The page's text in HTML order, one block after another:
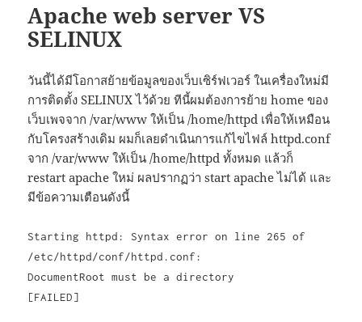
Apache web server VS
SELINUX
วันนี้ได้มีโอกาสย้ายข้อมูลของเว็บเซิร์ฟเวอร์ ในเครื่องใหม่มี
การติดตั้ง SELINUX ไว้ด้วย ทีนี้ผมต้องการย้าย home ของ
เว็บเพจจาก /var/www ให้เป็น /home/httpd เพื่อให้เหมือน
กับโครงสร้างเดิม ผมก็เลยดำเนินการแก้ไขไฟล์ httpd.conf
จาก /var/www ให้เป็น /home/httpd ทั้งหมด แล้วก็
restart apache ใหม่ ผลปรากฏว่า start apache ไม่ได้ และ
มีข้อความเตือนดังนี้
Starting httpd: Syntax error on line 265 of
/etc/httpd/conf/httpd.conf:
DocumentRoot must be a directory
[FAILED]